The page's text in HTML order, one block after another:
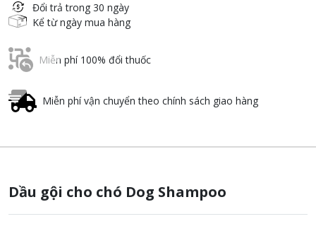
Đổi trả trong 30 ngày
Kể từ ngày mua hàng
Miễn phí 100% đổi thuốc
Miễn phí vận chuyển theo chính sách giao hàng
Dầu gội cho chó Dog Shampoo